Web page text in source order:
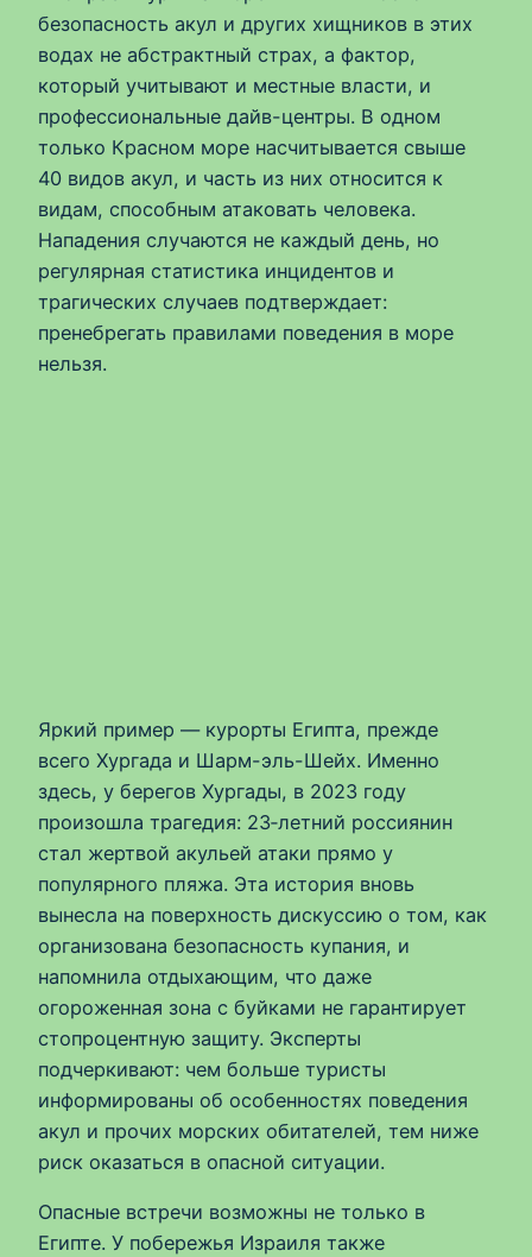
безопасность акул и других хищников в этих
водах не абстрактный страх, а фактор,
который учитывают и местные власти, и
профессиональные дайв-центры. В одном
только Красном море насчитывается свыше
40 видов акул, и часть из них относится к
видам, способным атаковать человека.
Нападения случаются не каждый день, но
регулярная статистика инцидентов и
трагических случаев подтверждает:
пренебрегать правилами поведения в море
нельзя.
Яркий пример — курорты Египта, прежде
всего Хургада и Шарм-эль-Шейх. Именно
здесь, у берегов Хургады, в 2023 году
произошла трагедия: 23‑летний россиянин
стал жертвой акульей атаки прямо у
популярного пляжа. Эта история вновь
вынесла на поверхность дискуссию о том, как
организована безопасность купания, и
напомнила отдыхающим, что даже
огороженная зона с буйками не гарантирует
стопроцентную защиту. Эксперты
подчеркивают: чем больше туристы
информированы об особенностях поведения
акул и прочих морских обитателей, тем ниже
риск оказаться в опасной ситуации.
Опасные встречи возможны не только в
Египте. У побережья Израиля также